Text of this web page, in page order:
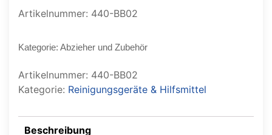
Artikelnummer: 440-BB02
Kategorie: Abzieher und Zubehör
Artikelnummer: 440-BB02
Kategorie: Reinigungsgeräte & Hilfsmittel
Beschreibung